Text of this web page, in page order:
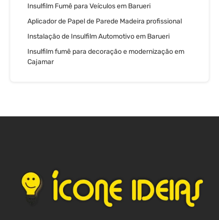
Insulfilm Fumê para Veículos em Barueri
Aplicador de Papel de Parede Madeira profissional
Instalação de Insulfilm Automotivo em Barueri
Insulfilm fumê para decoração e modernização em
Cajamar